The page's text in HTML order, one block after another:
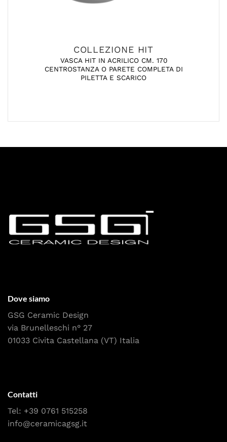
COLLEZIONE HIT
VASCA HIT IN ACRILICO CM. 170
CENTROSTANZA O PARETE COMPLETA DI
PILETTA E SCARICO
Dove siamo
GSG Ceramic Design
via Brunelleschi n° 27
01033 Civita Castellana (VT) Italia
Contatti
Tel: +39 0761 515258
info@ceramicagsg.it